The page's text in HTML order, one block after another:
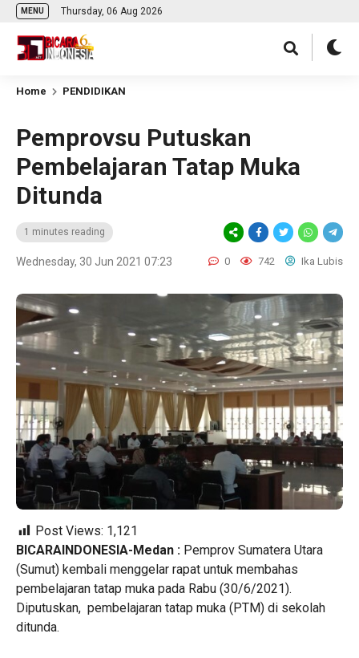
MENU Thursday, 06 Aug 2026
Home PENDIDIKAN
Pemprovsu Putuskan
Pembelajaran Tatap Muka
Ditunda
1 minutes reading
Wednesday, 30 Jun 2021 07:23 0 742 Ika Lubis
Post Views: 1,121
BICARAINDONESIA-Medan : Pemprov Sumatera Utara
(Sumut) kembali menggelar rapat untuk membahas
pembelajaran tatap muka pada Rabu (30/6/2021).
Diputuskan, pembelajaran tatap muka (PTM) di sekolah
ditunda.